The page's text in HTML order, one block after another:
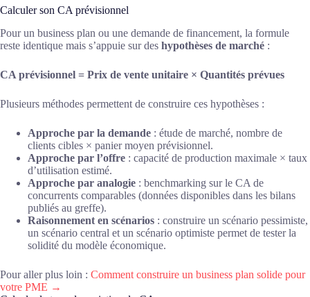
Calculer son CA prévisionnel
Pour un business plan ou une demande de financement, la formule
reste identique mais s’appuie sur des hypothèses de marché :
CA prévisionnel = Prix de vente unitaire × Quantités prévues
Plusieurs méthodes permettent de construire ces hypothèses :
Approche par la demande : étude de marché, nombre de
clients cibles × panier moyen prévisionnel.
Approche par l’offre : capacité de production maximale × taux
d’utilisation estimé.
Approche par analogie : benchmarking sur le CA de
concurrents comparables (données disponibles dans les bilans
publiés au greffe).
Raisonnement en scénarios : construire un scénario pessimiste,
un scénario central et un scénario optimiste permet de tester la
solidité du modèle économique.
Pour aller plus loin : Comment construire un business plan solide pour
votre PME →